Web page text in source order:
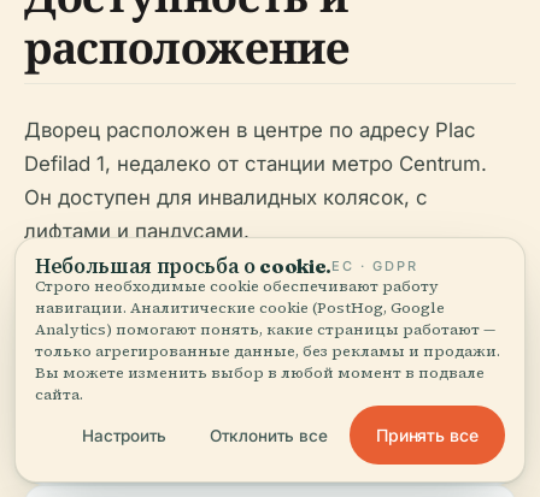
расположение
Дворец расположен в центре по адресу Plac
Defilad 1, недалеко от станции метро Centrum.
Он доступен для инвалидных колясок, с
лифтами и пандусами.
Советы
Посещайте в будние дни, чтобы избежать толпы.
Небольшая просьба о cookie.ЕС · GDPR
Строго необходимые cookie обеспечивают работу
навигации. Аналитические cookie (PostHog, Google
Analytics) помогают понять, какие страницы работают —
только агрегированные данные, без рекламы и продажи.
Вы можете изменить выбор в любой момент в подвале
сайта.
Настроить Отклонить все Принять все